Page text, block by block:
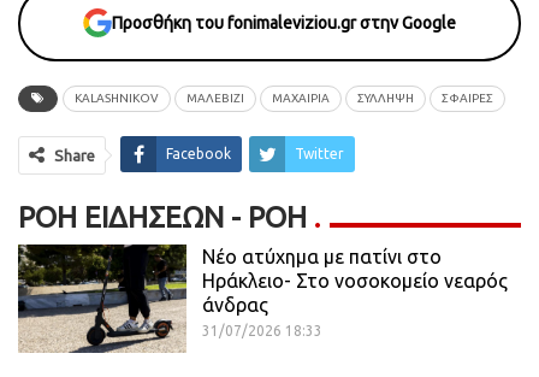
Προσθήκη του fonimaleviziou.gr στην Google
KALASHNIKOV ΜΑΛΕΒΊΖΙ ΜΑΧΑΊΡΙΑ ΣΎΛΛΗΨΗ ΣΦΑΊΡΕΣ
Share Facebook Twitter
ΡΟΉ ΕΙΔΉΣΕΩΝ - ΡΟΗ
Νέο ατύχημα με πατίνι στο
Ηράκλειο- Στο νοσοκομείο νεαρός
άνδρας
31/07/2026 18:33